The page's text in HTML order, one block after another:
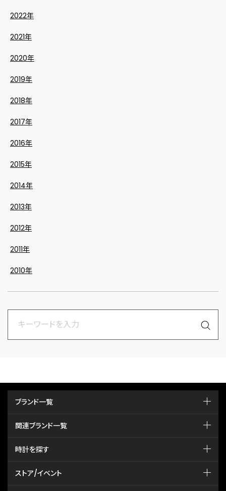
2022年
2021年
2020年
2019年
2018年
2017年
2016年
2015年
2014年
2013年
2012年
2011年
2010年
ブランド一覧
関連ブランド一覧
時計を探す
ストア/イベント